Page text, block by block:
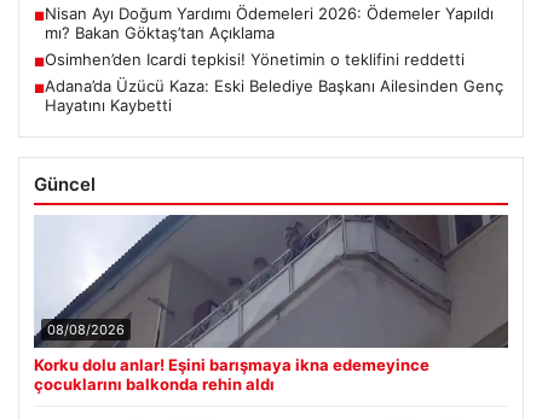
■Nisan Ayı Doğum Yardımı Ödemeleri 2026: Ödemeler Yapıldı
mı? Bakan Göktaş’tan Açıklama
■Osimhen’den Icardi tepkisi! Yönetimin o teklifini reddetti
■Adana’da Üzücü Kaza: Eski Belediye Başkanı Ailesinden Genç
Hayatını Kaybetti
Güncel
08/08/2026
Korku dolu anlar! Eşini barışmaya ikna edemeyince
çocuklarını balkonda rehin aldı